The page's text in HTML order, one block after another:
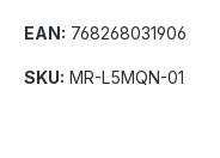
EAN: 768268031906
SKU: MR-L5MQN-01